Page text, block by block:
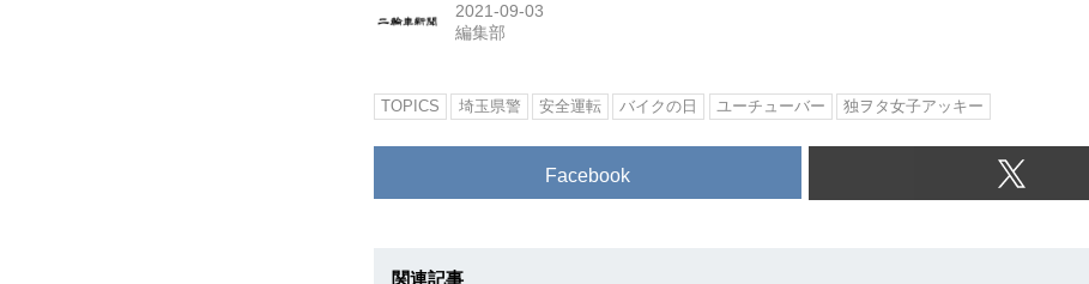
2021-09-03
編集部
TOPICS 埼玉県警 安全運転 バイクの日 ユーチューバー 独ヲタ女子アッキー
Facebook
関連記事